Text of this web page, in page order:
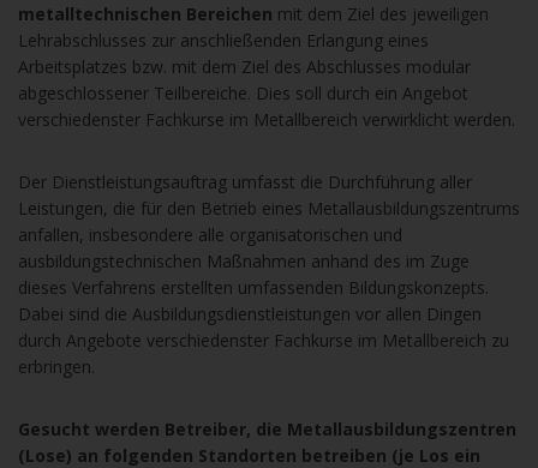
metalltechnischen Bereichen mit dem Ziel des jeweiligen
Lehrabschlusses zur anschließenden Erlangung eines
Arbeitsplatzes bzw. mit dem Ziel des Abschlusses modular
abgeschlossener Teilbereiche. Dies soll durch ein Angebot
verschiedenster Fachkurse im Metallbereich verwirklicht werden.
Der Dienstleistungsauftrag umfasst die Durchführung aller
Leistungen, die für den Betrieb eines Metallausbildungszentrums
anfallen, insbesondere alle organisatorischen und
ausbildungstechnischen Maßnahmen anhand des im Zuge
dieses Verfahrens erstellten umfassenden Bildungskonzepts.
Dabei sind die Ausbildungsdienstleistungen vor allen Dingen
durch Angebote verschiedenster Fachkurse im Metallbereich zu
erbringen.
Gesucht werden Betreiber, die Metallausbildungszentren
(Lose) an folgenden Standorten betreiben (je Los ein